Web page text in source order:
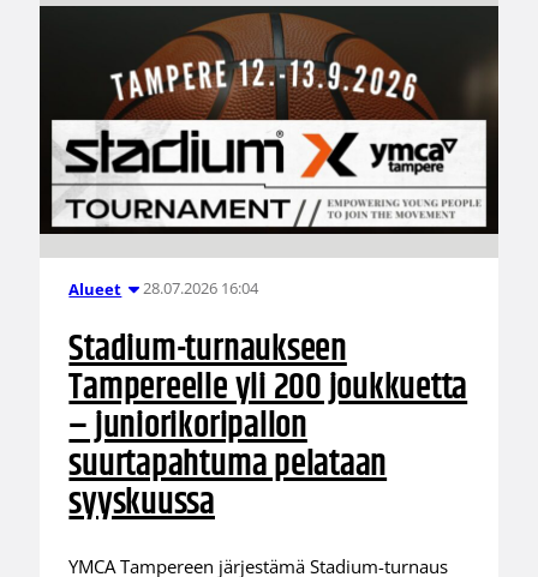
Alueet 28.07.2026 16:04
Stadium-turnaukseen
Tampereelle yli 200 joukkuetta
– juniorikoripallon
suurtapahtuma pelataan
syyskuussa
YMCA Tampereen järjestämä Stadium-turnaus